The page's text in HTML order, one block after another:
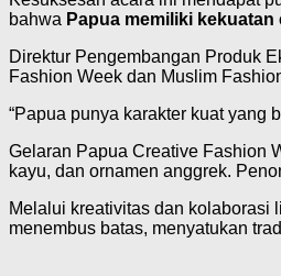
bahwa Papua memiliki
Direktur Pengembangan Produk
Fashion Week dan Muslim
“Papua punya karakter kuat yang
Gelaran Papua Creative Fashion
kayu, dan ornamen anggrek.
Melalui kreativitas dan
menembus batas, menyatukan